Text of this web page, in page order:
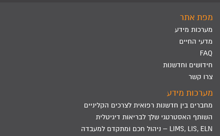
מפת אתר
מערכות מידע
מדעי החיים
FAQ
חידושים וחדשנות
צרו קשר
מערכות מידע
מחברים בין חדשנות רפואית לצרכים הקליניים
השותף האסטרטגי שלך לבריאות דיגיטלית
LIMS, LIS, ELN – ניהול חכם ומתקדם למעבדה